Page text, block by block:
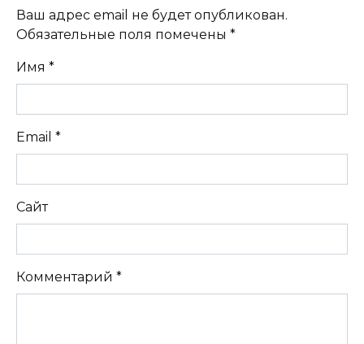
Ваш адрес email не будет опубликован.
Обязательные поля помечены *
Имя *
Email *
Сайт
Комментарий *